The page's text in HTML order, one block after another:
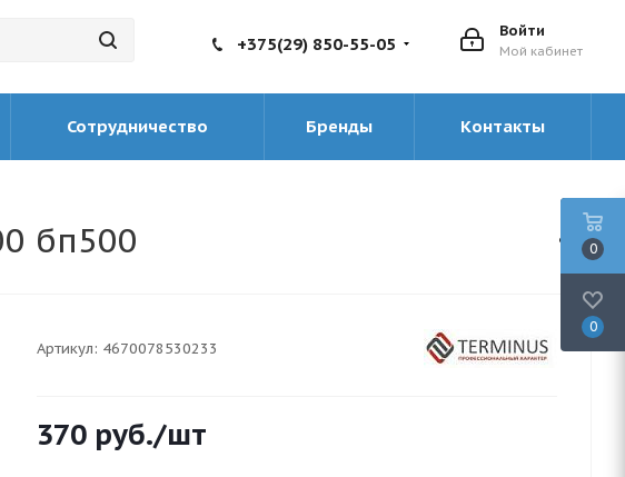
Войти
Мой кабинет
+375(29) 850-55-05
Сотрудничество Бренды Контакты
бп500
Артикул: 4670078530233
370 руб./шт
0
0